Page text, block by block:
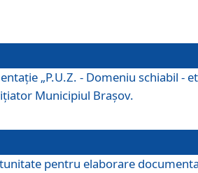
„P.U.Z. - Domeniu schiabil -
Municipiul Braşov.
pentru elaborare